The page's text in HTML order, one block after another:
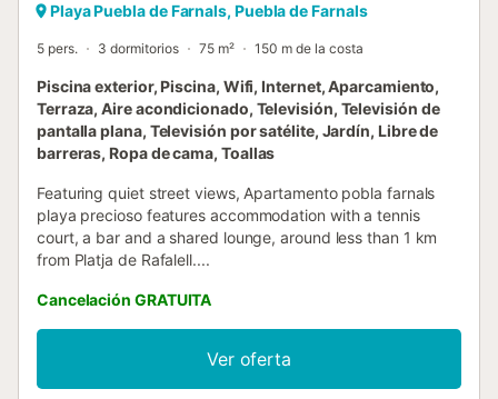
Playa Puebla de Farnals, Puebla de Farnals
5 pers. 3 dormitorios 75 m² 150 m de la costa
Piscina exterior, Piscina, Wifi, Internet, Aparcamiento,
Terraza, Aire acondicionado, Televisión, Televisión de
pantalla plana, Televisión por satélite, Jardín, Libre de
barreras, Ropa de cama, Toallas
Featuring quiet street views, Apartamento pobla farnals
playa precioso features accommodation with a tennis
court, a bar and a shared lounge, around less than 1 km
from Platja de Rafalell....
Cancelación GRATUITA
Ver oferta